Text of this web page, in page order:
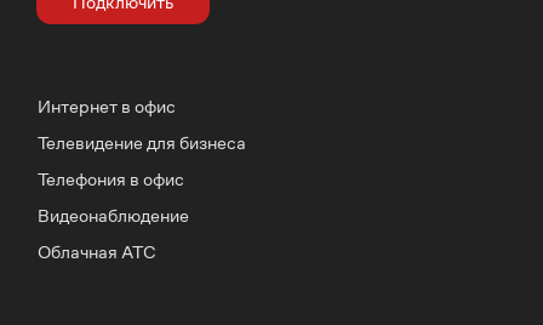
Интернет в офис
Телевидение для бизнеса
Телефония в офис
Видеонаблюдение
Облачная АТС